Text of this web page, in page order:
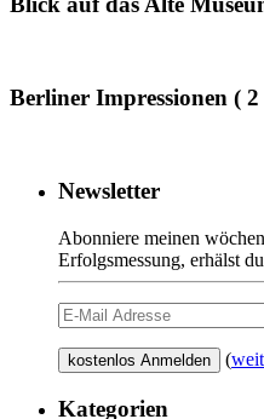
Berliner Impressionen (
Newsletter
Abonniere meinen
Erfolgsmessung, erhälst
(
Kategorien